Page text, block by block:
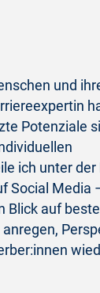
und
Potenziale
ich unter der
Social Media
Blick auf